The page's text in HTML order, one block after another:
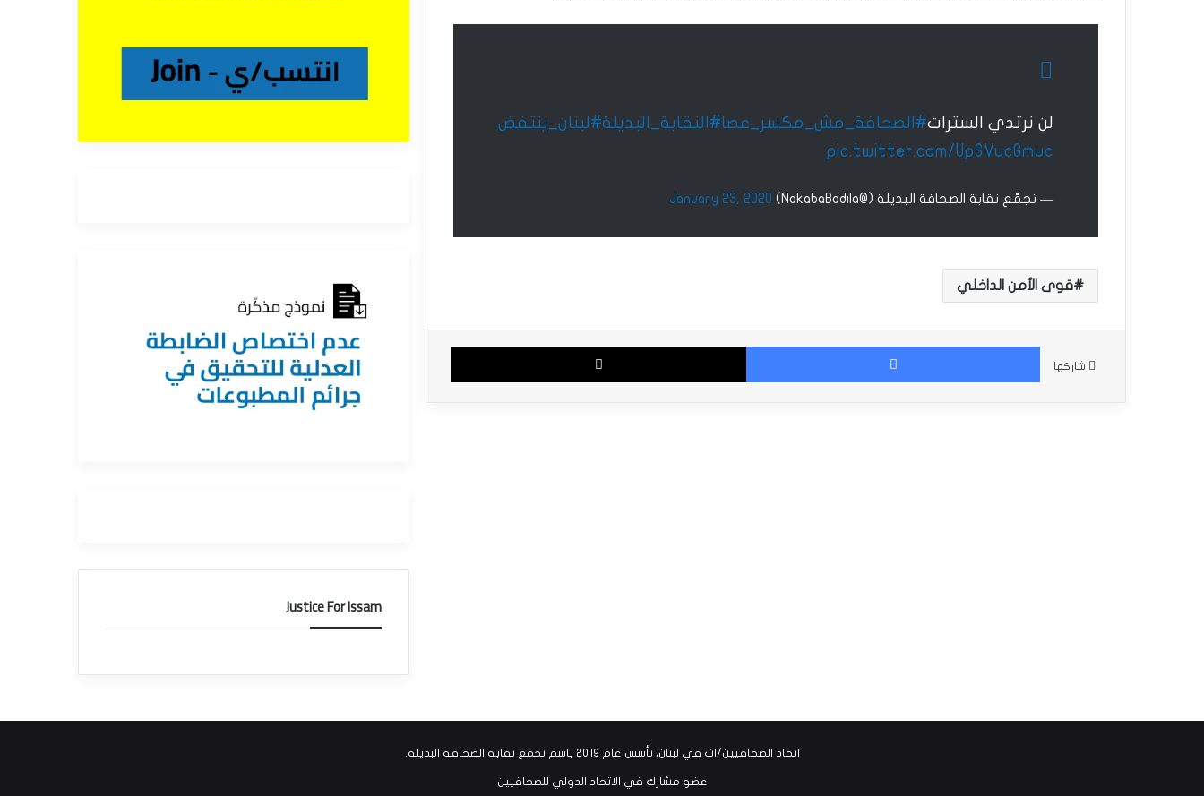
لن نرتدي السترات#الصحافة_مش_مكسر_عصا#النقابة_البديلة#لبنان_ينتفض
pic.twitter.com/UpSVucGmuc
— تجمّع نقابة الصحافة البديلة (@NakabaBadila) January 23, 2020
قوى الأمن الداخلي
شاركها
فيسبوك ‫X
Justice For Issam
اتحاد الصحافيين/ات في لبنان، تأسس عام ٢٠١٩ باسم تجمع نقابة الصحافة البديلة.
عضو مشارك في الاتحاد الدولي للصحافيين